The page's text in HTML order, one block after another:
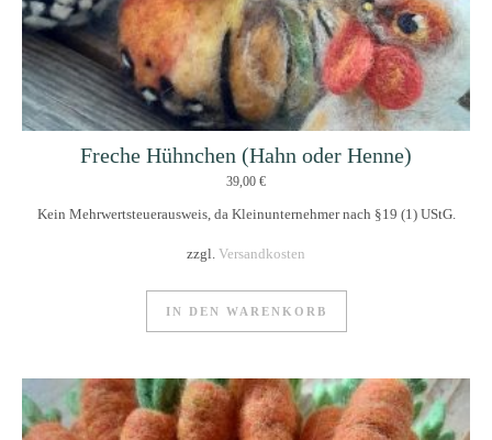
Freche Hühnchen (Hahn oder Henne)
39,00 €
Kein Mehrwertsteuerausweis, da Kleinunternehmer nach §19 (1) UStG.
zzgl. Versandkosten
IN DEN WARENKORB